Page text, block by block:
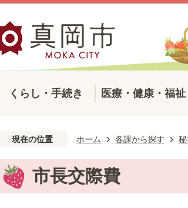
くらし・手続き 医療・健康・福祉
現在の位置 ホーム 各課から探す
市長交際費